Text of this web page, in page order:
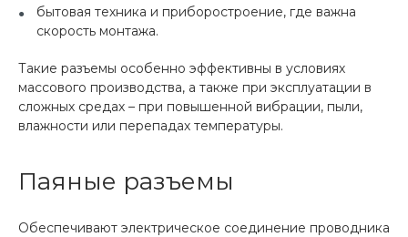
бытовая техника и приборостроение, где важна
скорость монтажа.
Такие разъемы особенно эффективны в условиях
массового производства, а также при эксплуатации в
сложных средах – при повышенной вибрации, пыли,
влажности или перепадах температуры.
Паяные разъемы
Обеспечивают электрическое соединение проводника